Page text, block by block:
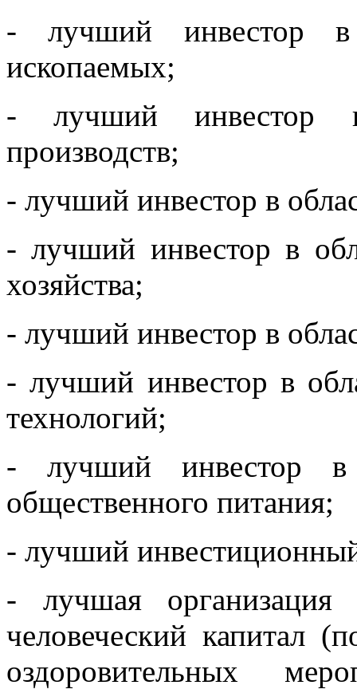
- лучший инвестор в
ископаемых;
- лучший инвестор
производств;
- лучший инвестор в
- лучший инвестор в
хозяйства;
- лучший инвестор в
- лучший инвестор в
технологий;
- лучший инвестор в
общественного питания;
- лучший
- лучшая
человеческий капитал
оздоровительных